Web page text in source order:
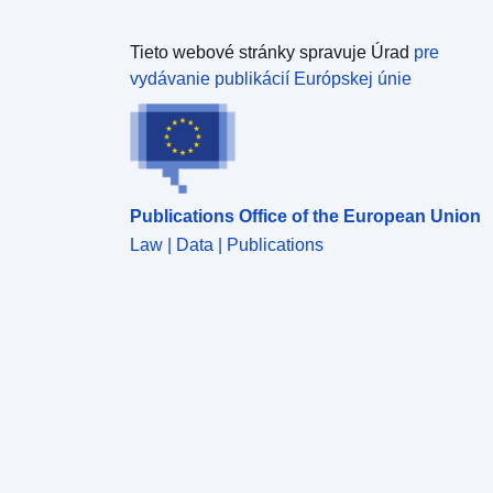
Tieto webové stránky spravuje Úrad pre
vydávanie publikácií Európskej únie
Publications Office of the European Union
Law | Data | Publications